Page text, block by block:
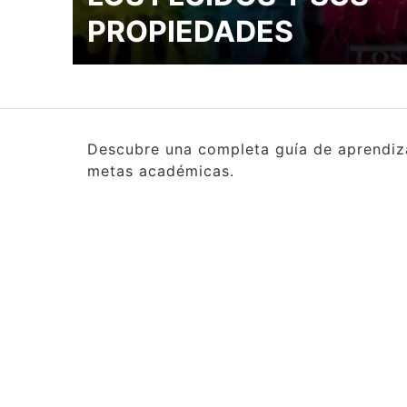
PROPIEDADES
Descubre una completa guía de
metas académicas.